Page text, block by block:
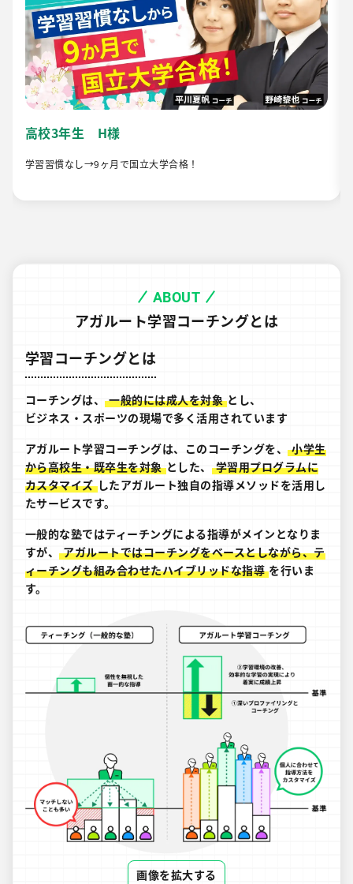
高校3年生 H様
学習習慣なし→9ヶ月で国立大学合格！
ABOUT
アガルート学習コーチングとは
学習コーチングとは
コーチングは、 一般的には成人を対象 とし、
ビジネス・スポーツの現場で多く活用されています
アガルート学習コーチングは、このコーチングを、 小学生
から高校生・既卒生を対象 とした、
学習用プログラムに
カスタマイズ したアガルート独自の指導メソッドを活用し
たサービスです。
一般的な塾ではティーチングによる指導がメインとなりま
すが、 アガルートではコーチングをベースとしながら、テ
ィーチングも組み合わせたハイブリッドな指導 を行いま
す。
画像を拡大する